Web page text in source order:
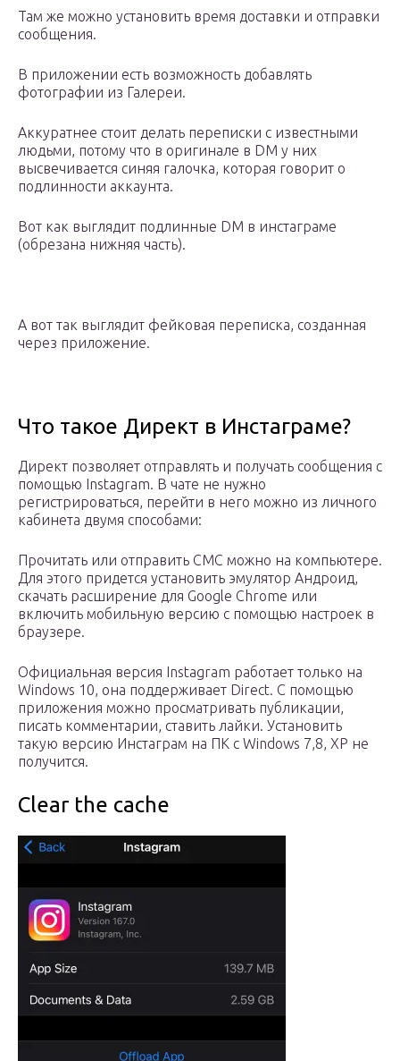
Там же можно установить время доставки и отправки
сообщения.
В приложении есть возможность добавлять
фотографии из Галереи.
Аккуратнее стоит делать переписки с известными
людьми, потому что в оригинале в DM у них
высвечивается синяя галочка, которая говорит о
подлинности аккаунта.
Вот как выглядит подлинные DM в инстаграме
(обрезана нижняя часть).
А вот так выглядит фейковая переписка, созданная
через приложение.
Что такое Директ в Инстаграме?
Директ позволяет отправлять и получать сообщения с
помощью Instagram. В чате не нужно
регистрироваться, перейти в него можно из личного
кабинета двумя способами:
Прочитать или отправить СМС можно на компьютере.
Для этого придется установить эмулятор Андроид,
скачать расширение для Google Chrome или
включить мобильную версию с помощью настроек в
браузере.
Официальная версия Instagram работает только на
Windows 10, она поддерживает Direct. С помощью
приложения можно просматривать публикации,
писать комментарии, ставить лайки. Установить
такую версию Инстаграм на ПК с Windows 7,8, XP не
получится.
Clear the cache